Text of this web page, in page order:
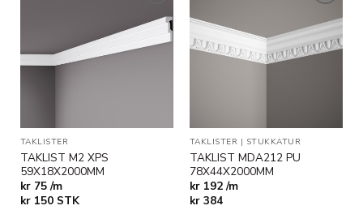
Legg til
i
ønskeliste
TAKLISTER
TAKLIST M2 XPS
59X18X2000MM
kr 75 /m
kr150 STK
Legg til
i
ønskeliste
TAKLISTER | STUKKATUR
TAKLIST MDA212 PU
78X44X2000MM
kr 192 /m
kr384